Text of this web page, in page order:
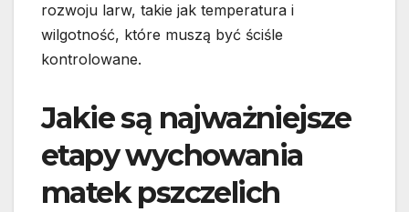
rozwoju larw, takie jak temperatura i
wilgotność, które muszą być ściśle
kontrolowane.
Jakie są najważniejsze
etapy wychowania
matek pszczelich